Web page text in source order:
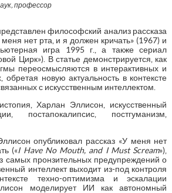
профессор
философский анализ рассказа
нет рта, и я должен кричать» (1967) и
игра 1995 г., а также сериал
Цирк»). В статье демонстрируется, как
переосмысляются в интерактивных и
новую актуальность в контексте
с искусственным интеллектом.
Харлан Эллисон, искусственный
постапокалипсис, постгуманизм,
опубликовал рассказ «У меня нет
(«I Have No Mouth, and I Must Scream»),
самых пронзительных предупреждений о
интеллект выходит из-под контроля
техно-оптимизма и эскалации
моделирует ИИ как автономный